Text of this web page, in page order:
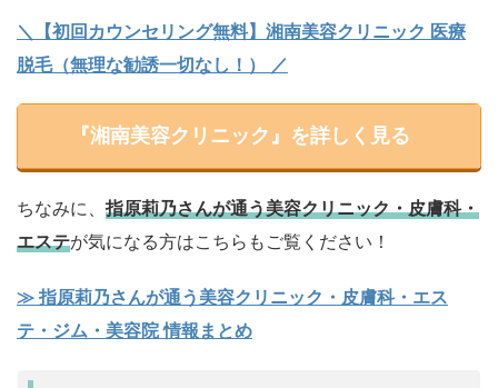
＼【初回カウンセリング無料】湘南美容クリニック 医療
脱毛（無理な勧誘一切なし！） ／
『湘南美容クリニック』を詳しく見る
ちなみに、 指原莉乃さんが通う美容クリニック・皮膚科・
エステが気になる方はこちらもご覧ください！
≫ 指原莉乃さんが通う美容クリニック・皮膚科・エス
テ・ジム・美容院 情報まとめ